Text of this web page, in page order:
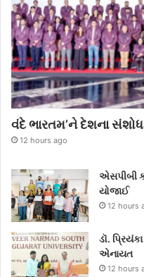
વંદે ભારતમ’ને દેશના
12 hours ago
એસપીબી
યોજાઈ
12 hours
ડૉ.
એનાયત
12 hours